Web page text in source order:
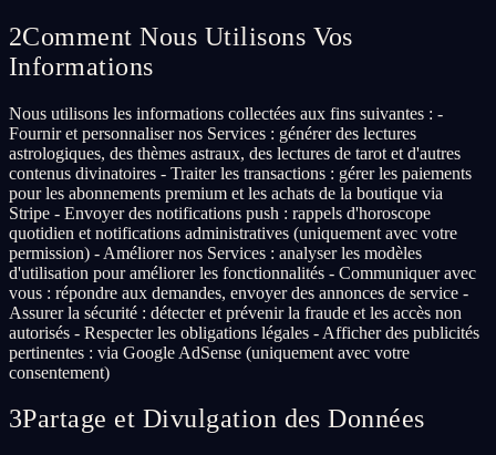
2Comment Nous Utilisons Vos
Informations
Nous utilisons les informations collectées aux fins suivantes : -
Fournir et personnaliser nos Services : générer des lectures
astrologiques, des thèmes astraux, des lectures de tarot et d'autres
contenus divinatoires - Traiter les transactions : gérer les paiements
pour les abonnements premium et les achats de la boutique via
Stripe - Envoyer des notifications push : rappels d'horoscope
quotidien et notifications administratives (uniquement avec votre
permission) - Améliorer nos Services : analyser les modèles
d'utilisation pour améliorer les fonctionnalités - Communiquer avec
vous : répondre aux demandes, envoyer des annonces de service -
Assurer la sécurité : détecter et prévenir la fraude et les accès non
autorisés - Respecter les obligations légales - Afficher des publicités
pertinentes : via Google AdSense (uniquement avec votre
consentement)
3Partage et Divulgation des Données